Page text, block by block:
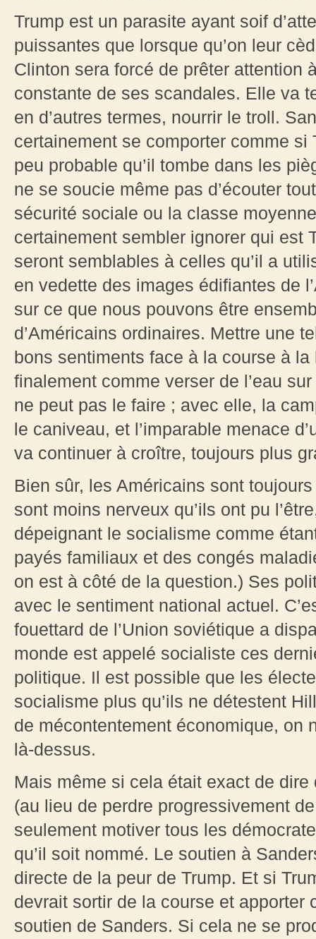
Trump est un parasite ayant soif
puissantes que lorsque qu’on leur
Clinton sera forcé de prêter attention
constante de ses scandales. Elle va
en d’autres termes, nourrir le troll.
certainement se comporter comme si
peu probable qu’il tombe dans les
ne se soucie même pas d’écouter
sécurité sociale ou la classe
certainement sembler ignorer qui est
seront semblables à celles qu’il a
en vedette des images édifiantes de
sur ce que nous pouvons être
d’Américains ordinaires. Mettre une
bons sentiments face à la course à
finalement comme verser de l’eau
ne peut pas le faire ; avec elle, la
le caniveau, et l’imparable menace
va continuer à croître, toujours plus
Bien sûr, les Américains sont
sont moins nerveux qu’ils ont pu
dépeignant le socialisme comme
payés familiaux et des congés
on est à côté de la question.) Ses
avec le sentiment national actuel.
fouettard de l’Union soviétique a
monde est appelé socialiste ces
politique. Il est possible que les
socialisme plus qu’ils ne détestent
de mécontentement économique, on
là-dessus.
Mais même si cela était exact de
(au lieu de perdre progressivement
seulement motiver tous les
qu’il soit nommé. Le soutien à
directe de la peur de Trump. Et si
devrait sortir de la course et apporter
soutien de Sanders. Si cela ne se